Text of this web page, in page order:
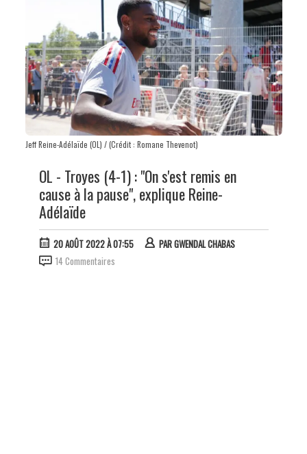
Jeff Reine-Adélaïde (OL) / (Crédit : Romane Thevenot)
OL - Troyes (4-1) : "On s'est remis en
cause à la pause", explique Reine-
Adélaïde
20 AOÛT 2022 À 07:55 PARGWENDAL CHABAS
14 Commentaires